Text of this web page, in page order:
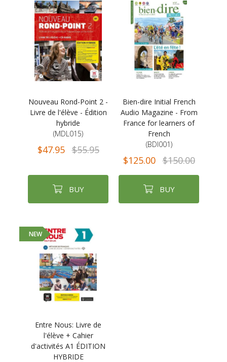
Nouveau Rond-Point 2 -
Livre de l'élève - Édition
hybride
(MDL015)
$47.95 $55.95
BUY
Bien-dire Initial French
Audio Magazine - From
France for learners of
French
(BDI001)
$125.00 $150.00
BUY
NEW
Entre Nous: Livre de
l'élève + Cahier
d'activités A1 ÉDITION
HYBRIDE